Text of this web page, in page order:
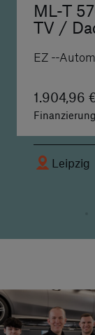
ML-T
TV /
EZ --
1.904,96
Leipzig